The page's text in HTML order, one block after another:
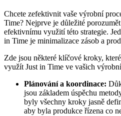
Chcete zefektivnit vaše výrobní
Time? Nejprve je důležité
efektivnímu využití této strategie.
in Time je minimalizace zásob a
Zde jsou některé klíčové kroky,
využít Just in Time ve vašich
Plánování a koordinace:
jsou základem úspěchu
byly všechny kroky jasně
aby byla produkce řízena co